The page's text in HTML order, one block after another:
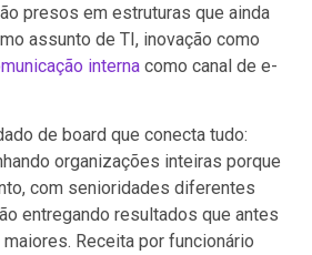
presos em estruturas que ainda
assunto de TI, inovação como
interna como canal de e-
de board que conecta tudo:
organizações inteiras porque
com senioridades diferentes
entregando resultados que antes
Receita por funcionário